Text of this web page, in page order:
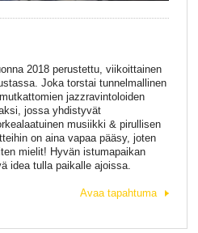
2018 perustettu, viikoittainen
Joka torstai tunnelmallinen
jazzravintoloiden
jossa yhdistyvät
musiikki & pirullisen
on aina vapaa pääsy, joten
mielit! Hyvän istumapaikan
idea tulla paikalle ajoissa.
Avaa tapahtuma